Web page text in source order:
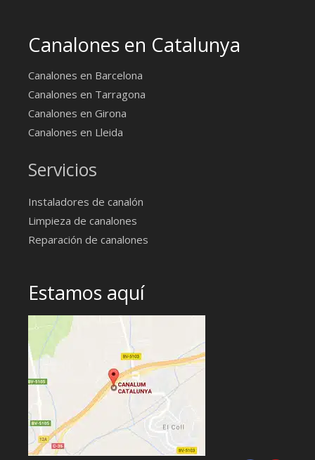
Canalones en Catalunya
Canalones en Barcelona
Canalones en Tarragona
Canalones en Girona
Canalones en Lleida
Servicios
Instaladores de canalón
Limpieza de canalones
Reparación de canalones
Estamos aquí